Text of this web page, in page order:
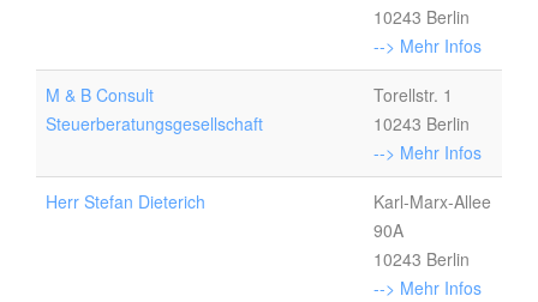
10243 Berlin
--> Mehr Infos
M & B Consult
Steuerberatungsgesellschaft
Torellstr. 1
10243 Berlin
--> Mehr Infos
Herr Stefan Dieterich
Karl-Marx-Allee
90A
10243 Berlin
--> Mehr Infos